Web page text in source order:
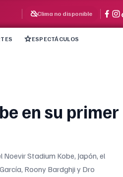
Clima no disponible
ESPECTÁCULOS
en su primer
Stadium Kobe, Japón, el
Roony Bardghji y Dro